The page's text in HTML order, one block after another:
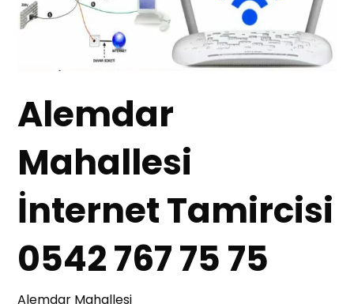
Alemdar
Mahallesi
İnternet Tamircisi
0542 767 75 75
Alemdar Mahallesi